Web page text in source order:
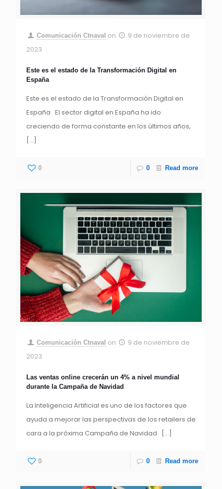
Comunicación Ctnaval on
9 de noviembre de
2023
Este es el estado de la Transformación Digital en
España
Este es el estado de la Transformación Digital en
España El sector digital en España ha ido
creciendo de forma constante en los últimos años,
[…]
0 0 Read more
Comunicación Ctnaval on
9 de noviembre de
2023
Las ventas online crecerán un 4% a nivel mundial
durante la Campaña de Navidad
La Inteligencia Artificial es uno de los factores que
ayuda a mejorar las perspectivas de los retailers de
cara a la próxima Campaña de Navidad
[…]
0 0 Read more